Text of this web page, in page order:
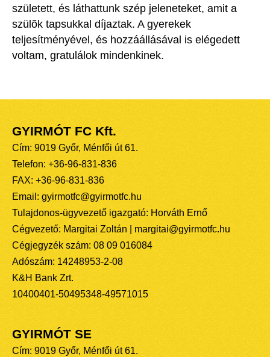
született, és láthattunk szép jeleneteket, amit a
szülõk tapsukkal díjaztak. A gyerekek
teljesítményével, és hozzáállásával is elégedett
voltam, gratulálok mindenkinek.
GYIRMÓT FC Kft.
Cím: 9019 Győr, Ménfői út 61.
Telefon: +36-96-831-836
FAX: +36-96-831-836
Email: gyirmotfc@gyirmotfc.hu
Tulajdonos-ügyvezető igazgató: Horváth Ernő
Cégvezető: Margitai Zoltán | margitai@gyirmotfc.hu
Cégjegyzék szám: 08 09 016084
Adószám: 14248953-2-08
K&H Bank Zrt.
10400401-50495348-49571015
GYIRMÓT SE
Cím: 9019 Győr, Ménfői út 61.